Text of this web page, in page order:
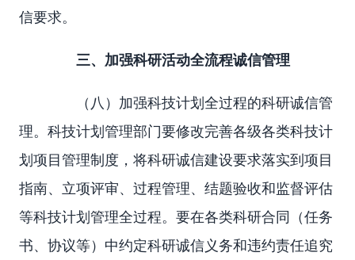
信要求。
三、加强科研活动全流程诚信管理
（八）加强科技计划全过程的科研诚信管
理。科技计划管理部门要修改完善各级各类科技计
划项目管理制度，将科研诚信建设要求落实到项目
指南、立项评审、过程管理、结题验收和监督评估
等科技计划管理全过程。要在各类科研合同（任务
书、协议等）中约定科研诚信义务和违约责任追究